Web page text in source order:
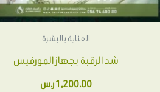
العناية بالبشرة
شد الرقبة بجهاز المورفيس
1,200.00ر.س